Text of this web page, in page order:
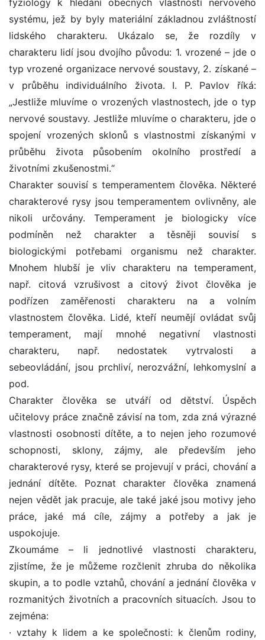
fyziology k hledání obecných vlastností nervového
systému, jež by byly materiální základnou zvláštností
lidského charakteru. Ukázalo se, že rozdíly v
charakteru lidí jsou dvojího původu: 1. vrozené – jde o
typ vrozené organizace nervové soustavy, 2. získané –
v průběhu individuálního života. I. P. Pavlov říká:
„Jestliže mluvíme o vrozených vlastnostech, jde o typ
nervové soustavy. Jestliže mluvíme o charakteru, jde o
spojení vrozených sklonů s vlastnostmi získanými v
průběhu života působením okolního prostředí a
životními zkušenostmi.“
Charakter souvisí s temperamentem člověka. Některé
charakterové rysy jsou temperamentem ovlivněny, ale
nikoli určovány. Temperament je biologicky více
podmíněn než charakter a těsněji souvisí s
biologickými potřebami organismu než charakter.
Mnohem hlubší je vliv charakteru na temperament,
např. citová vzrušivost a citový život člověka je
podřízen zaměřenosti charakteru na a volním
vlastnostem člověka. Lidé, kteří neumějí ovládat svůj
temperament, mají mnohé negativní vlastnosti
charakteru, např. nedostatek vytrvalosti a
sebeovládání, jsou prchliví, nerozvážní, lehkomyslní a
pod.
Charakter člověka se utváří od dětství. Úspěch
učitelovy práce značně závisí na tom, zda zná výrazné
vlastnosti osobnosti dítěte, a to nejen jeho rozumové
schopnosti, sklony, zájmy, ale především jeho
charakterové rysy, které se projevují v práci, chování a
jednání dítěte. Poznat charakter člověka znamená
nejen vědět jak pracuje, ale také jaké jsou motivy jeho
práce, jaké má cíle, zájmy a potřeby a jak je
uspokojuje.
Zkoumáme – li jednotlivé vlastnosti charakteru,
zjistíme, že je můžeme rozčlenit zhruba do několika
skupin, a to podle vztahů, chování a jednání člověka v
rozmanitých životních a pracovních situacích. Jsou to
zejména:
· vztahy k lidem a ke společnosti: k členům rodiny,